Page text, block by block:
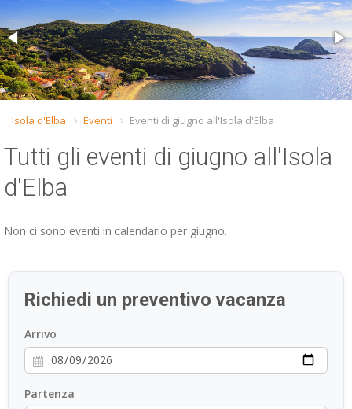
DEU
NED
FRA
Isola d'Elba Eventi Eventi di giugno all'Isola d'Elba
Tutti gli eventi di giugno all'Isola
d'Elba
Non ci sono eventi in calendario per giugno.
Richiedi un preventivo vacanza
Arrivo
Partenza